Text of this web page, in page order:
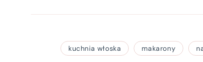
kuchnia włoska makarony